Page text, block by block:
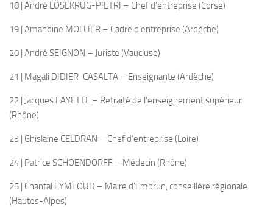
18 | André LÖSEKRUG-PIETRI – Chef d’entreprise (Corse)
19 | Amandine MOLLIER – Cadre d’entreprise (Ardèche)
20 | André SEIGNON – Juriste (Vaucluse)
21 | Magali DIDIER-CASALTA – Enseignante (Ardèche)
22 | Jacques FAYETTE – Retraité de l’enseignement supérieur
(Rhône)
23 | Ghislaine CELDRAN – Chef d’entreprise (Loire)
24 | Patrice SCHOENDORFF – Médecin (Rhône)
25 | Chantal EYMEOUD – Maire d’Embrun, conseillère régionale
(Hautes-Alpes)